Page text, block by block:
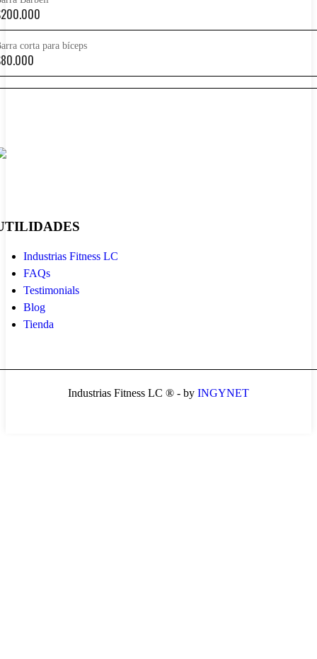
200.000
corta para bíceps
80.000
Industrias Fitness LC
FAQs
Testimonials
Blog
Tienda
Industrias Fitness LC ® - by INGYNET